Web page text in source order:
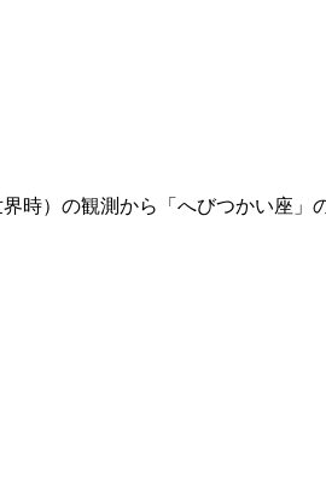
時）の観測から「へびつかい座」